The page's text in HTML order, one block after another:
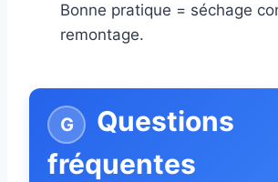
Bonne pratique = séchage
remontage.
Questions
fréquentes